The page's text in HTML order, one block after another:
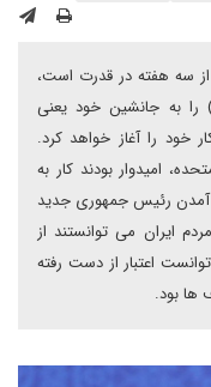
سه هفته در قدرت است،
را به جانشین خود یعنی
خود را آغاز خواهد کرد.
امیدوار بودند کار به
آمدن رئیس جمهوری جدید
ایران می توانستند از
اعتبار از دست رفته
ها بود.